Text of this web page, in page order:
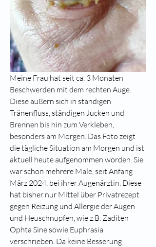
Meine Frau hat seit ca. 3 Monaten
Beschwerden mit dem rechten Auge.
Diese äußern sich in ständigen
Tränenfluss, ständigen Jucken und
Brennen bis hin zum Verkleben,
besonders am Morgen. Das Foto zeigt
die tägliche Situation am Morgen und ist
aktuell heute aufgenommen worden. Sie
war schon mehrere Male, seit Anfang
März 2024, bei ihrer Augenärztin. Diese
hat bisher nur Mittel über Privatrezept
gegen Reizung und Allergie der Augen
und Heuschnupfen, wie z.B. Zaditen
Ophta Sine sowie Euphrasia
verschrieben. Da keine Besserung